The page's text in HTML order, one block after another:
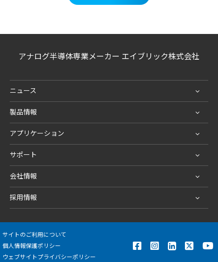
アナログ半導体専業メーカー エイブリック株式会社
ニュース
製品情報
アプリケーション
サポート
会社情報
採用情報
サイトのご利用について
個人情報保護ポリシー
ウェブサイトプライバシーポリシー